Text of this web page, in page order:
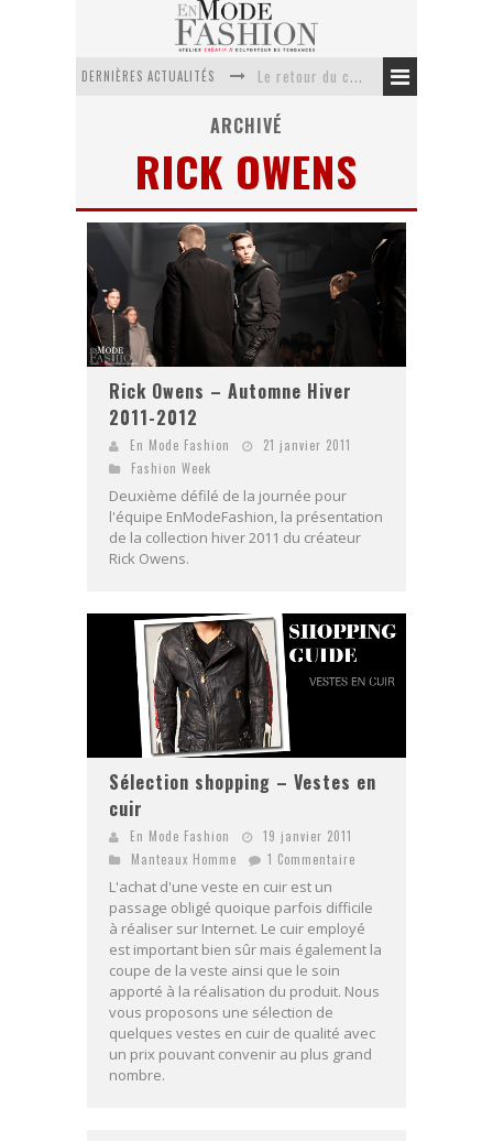
DERNIÈRES ACTUALITÉS
Le retour du cachemire version casual
La trousse de toilette : l’accessoire indispensable de voyage
Anti chute cheveux homme : quelles solutions pour renforcer sa chevelure ?
ARCHIVÉ
RICK OWENS
Rick Owens – Automne Hiver
2011-2012
En Mode Fashion
21 janvier 2011
Fashion Week
Deuxième défilé de la journée pour
l'équipe EnModeFashion, la présentation
de la collection hiver 2011 du créateur
Rick Owens.
Sélection shopping – Vestes en
cuir
En Mode Fashion
19 janvier 2011
Manteaux Homme
1 Commentaire
L'achat d'une veste en cuir est un
passage obligé quoique parfois difficile
à réaliser sur Internet. Le cuir employé
est important bien sûr mais également la
coupe de la veste ainsi que le soin
apporté à la réalisation du produit. Nous
vous proposons une sélection de
quelques vestes en cuir de qualité avec
un prix pouvant convenir au plus grand
nombre.